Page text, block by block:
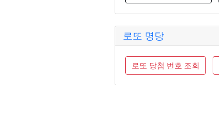
로또 명당
로또 당첨 번호 조회